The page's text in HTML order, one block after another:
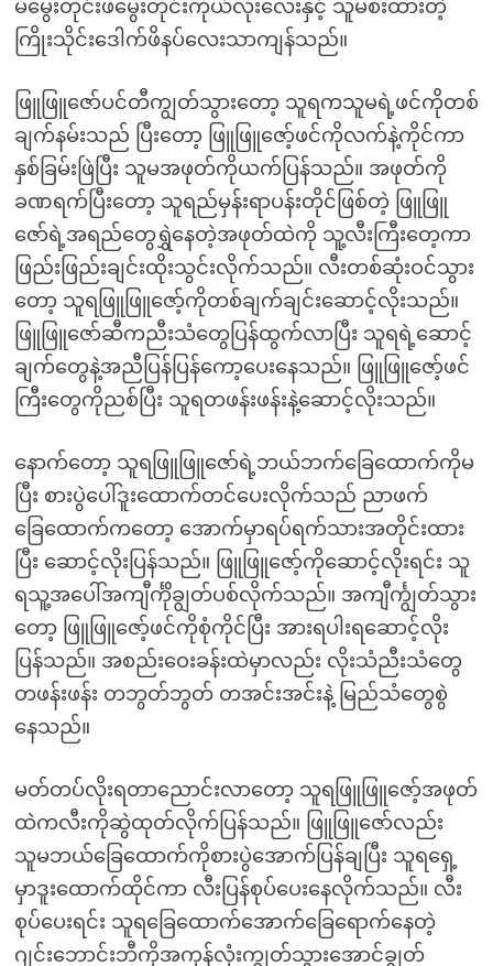
မိမွေးတိုင်းဖမွေးတိုင်းကိုယ်လုံးလေးနှင့် သူမစီးထားတဲ့
ကြိုးသိုင်းဒေါက်ဖိနပ်လေးသာကျန်သည်။
ဖြူဖြူဇော်ပင်တီကျွတ်သွားတော့ သူရကသူမရဲ့ဖင်ကိုတစ်
ချက်နမ်းသည် ပြီးတော့ ဖြူဖြူဇော့်ဖင်ကိုလက်နဲ့ကိုင်ကာ
နှစ်ခြမ်းဖြဲပြီး သူမအဖုတ်ကိုယက်ပြန်သည်။ အဖုတ်ကို
ခဏရက်ပြီးတော့ သူရည်မှန်းရာပန်းတိုင်ဖြစ်တဲ့ ဖြူဖြူ
ဇော်ရဲ့အရည်တွေရွှဲနေတဲ့အဖုတ်ထဲကို သူ့လီးကြီးတေ့ကာ
ဖြည်းဖြည်းချင်းထိုးသွင်းလိုက်သည်။ လီးတစ်ဆုံးဝင်သွား
တော့ သူရဖြူဖြူဇော့်ကိုတစ်ချက်ချင်းဆောင့်လိုးသည်။
ဖြူဖြူဇော်ဆီကညီးသံတွေပြန်ထွက်လာပြီး သူရရဲ့ဆောင့်
ချက်တွေနဲ့အညီပြန်ပြန်ကော့ပေးနေသည်။ ဖြူဖြူဇော့်ဖင်
ကြီးတွေကိုညစ်ပြီး သူရတဖန်းဖန်းနဲ့ဆောင့်လိုးသည်။
နောက်တော့ သူရဖြူဖြူဇော်ရဲ့ဘယ်ဘက်ခြေထောက်ကိုမ
ပြီး စားပွဲပေါ်ဒူးထောက်တင်ပေးလိုက်သည် ညာဖက်
ခြေထောက်ကတော့ အောက်မှာရပ်ရက်သားအတိုင်းထား
ပြီး ဆောင့်လိုးပြန်သည်။ ဖြူဖြူဇော့်ကိုဆောင့်လိုးရင်း သူ
ရသူ့အပေါ်အကျီင်္ကိုချွတ်ပစ်လိုက်သည်။ အကျီင်္ကျွတ်သွား
တော့ ဖြူဖြူဇော့်ဖင်ကိုစုံကိုင်ပြီး အားရပါးရဆောင့်လိုး
ပြန်သည်။ အစည်းဝေးခန်းထဲမှာလည်း လိုးသံညီးသံတွေ
တဖန်းဖန်း တဘွတ်ဘွတ် တအင်းအင်းနဲ့ မြည်သံတွေစွဲ
နေသည်။
မတ်တပ်လိုးရတာညောင်းလာတော့ သူရဖြူဖြူဇော့်အဖုတ်
ထဲကလီးကိုဆွဲထုတ်လိုက်ပြန်သည်။ ဖြူဖြူဇော်လည်း
သူမဘယ်ခြေထောက်ကိုစားပွဲအောက်ပြန်ချပြီး သူရရှေ့
မှာဒူးထောက်ထိုင်ကာ လီးပြန်စုပ်ပေးနေလိုက်သည်။ လီး
စုပ်ပေးရင်း သူရခြေထောက်အောက်ခြေရောက်နေတဲ့
ဂျင်းဘောင်းဘီကိုအကုန်လုံးကျွတ်သွားအောင်ချွတ်